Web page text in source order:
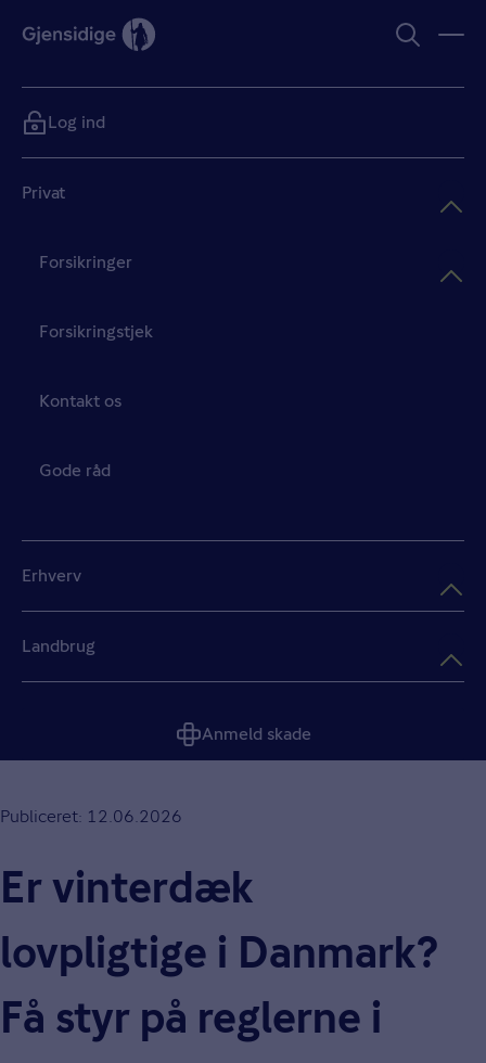
Privat
Forsikringer
Forsikringstjek
Kontakt os
Gode råd
Erhverv
Landbrug
Anmeld skade
Log ind
Publiceret: 12.06.2026
Er vinterdæk
lovpligtige i Danmark?
Få styr på reglerne i